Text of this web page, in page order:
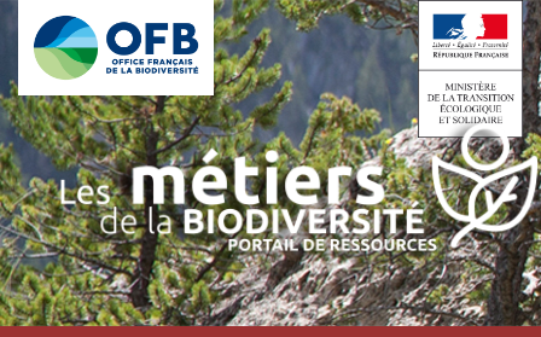
Aller au contenu principal